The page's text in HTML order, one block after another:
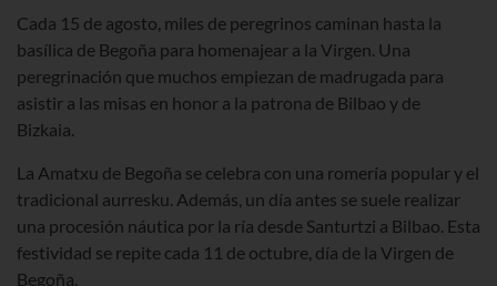
Cada 15 de agosto, miles de peregrinos caminan hasta la
basílica de Begoña para homenajear a la Virgen. Una
peregrinación que muchos empiezan de madrugada para
asistir a las misas en honor a la patrona de Bilbao y de
Bizkaia.
La Amatxu de Begoña se celebra con una romería popular y el
tradicional aurresku. Además, un día antes se suele realizar
una procesión náutica por la ría desde Santurtzi a Bilbao. Esta
festividad se repite cada 11 de octubre, día de la Virgen de
Begoña.